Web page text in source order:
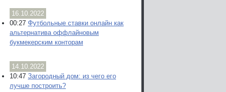
16.10.2022
00:27 Футбольные ставки онлайн как
альтернатива оффлайновым
букмекерским конторам
14.10.2022
10:47 Загородный дом: из чего его
лучше построить?